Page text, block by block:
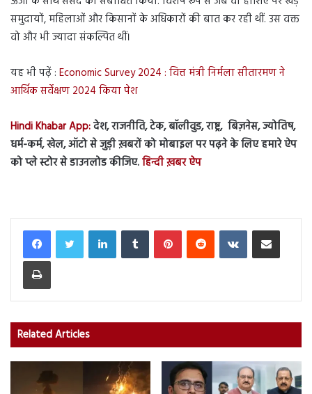
समुदायों, महिलाओं और किसानों के अधिकारों की बात कर रही थीं. उस वक्त
वो और भी ज्यादा संकल्पित थीं।
यह भी पढ़ें : Economic Survey 2024 : वित्त मंत्री निर्मला सीतारमण ने
आर्थिक सर्वेक्षण 2024 किया पेश
Hindi Khabar App:देश, राजनीति, टेक, बॉलीवुड, राष्ट्र, बिज़नेस, ज्योतिष,
धर्म-कर्म, खेल, ऑटो से जुड़ी ख़बरों को मोबाइल पर पढ़ने के लिए हमारे ऐप
को प्ले स्टोर से डाउनलोड कीजिए.हिन्दी ख़बर ऐप
LinkedInTumblr PinterestReddit VKontakteShare via Email
Print
Related Articles